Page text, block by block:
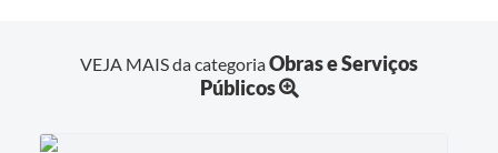
VEJA MAIS da categoriaObras e Serviços
Públicos